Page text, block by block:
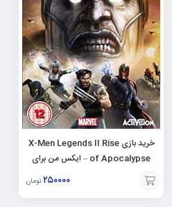
خرید بازی X-Men Legends II Rise
of Apocalypse – ایکس من برای
۲۵۰۰۰۰ تومان
افزودن